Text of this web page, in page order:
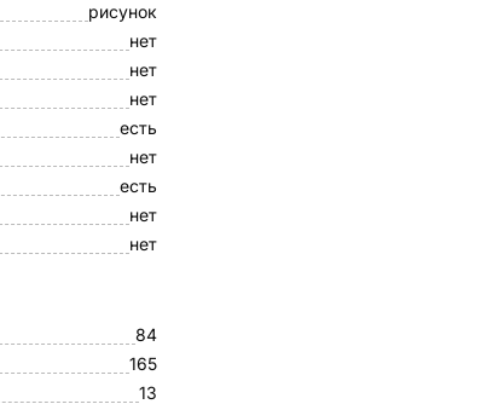
рисунок
нет
нет
нет
есть
нет
есть
нет
нет
84
165
13